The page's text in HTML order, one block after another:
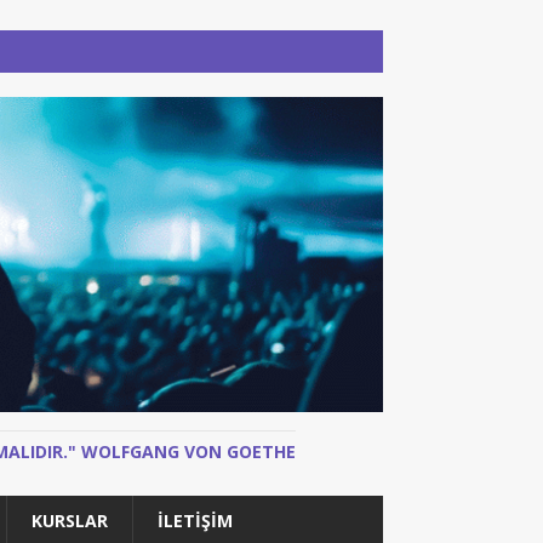
WOLFGANG VON GOETHE
KURSLAR İLETIŞIM